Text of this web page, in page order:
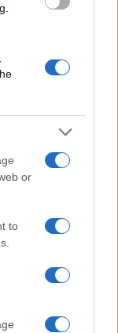
or
to
rápidas y
cremosa y
pollo